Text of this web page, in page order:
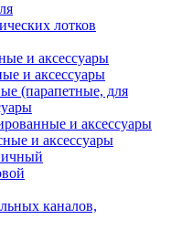
лотков
и аксессуары
и аксессуары
(парапетные, для
и аксессуары
и аксессуары
каналов,